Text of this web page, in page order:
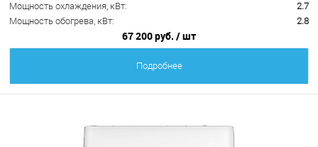
Мощность охлаждения, кВт:
2.7
Мощность обогрева, кВт:
2.8
67 200 руб. / шт
Подробнее